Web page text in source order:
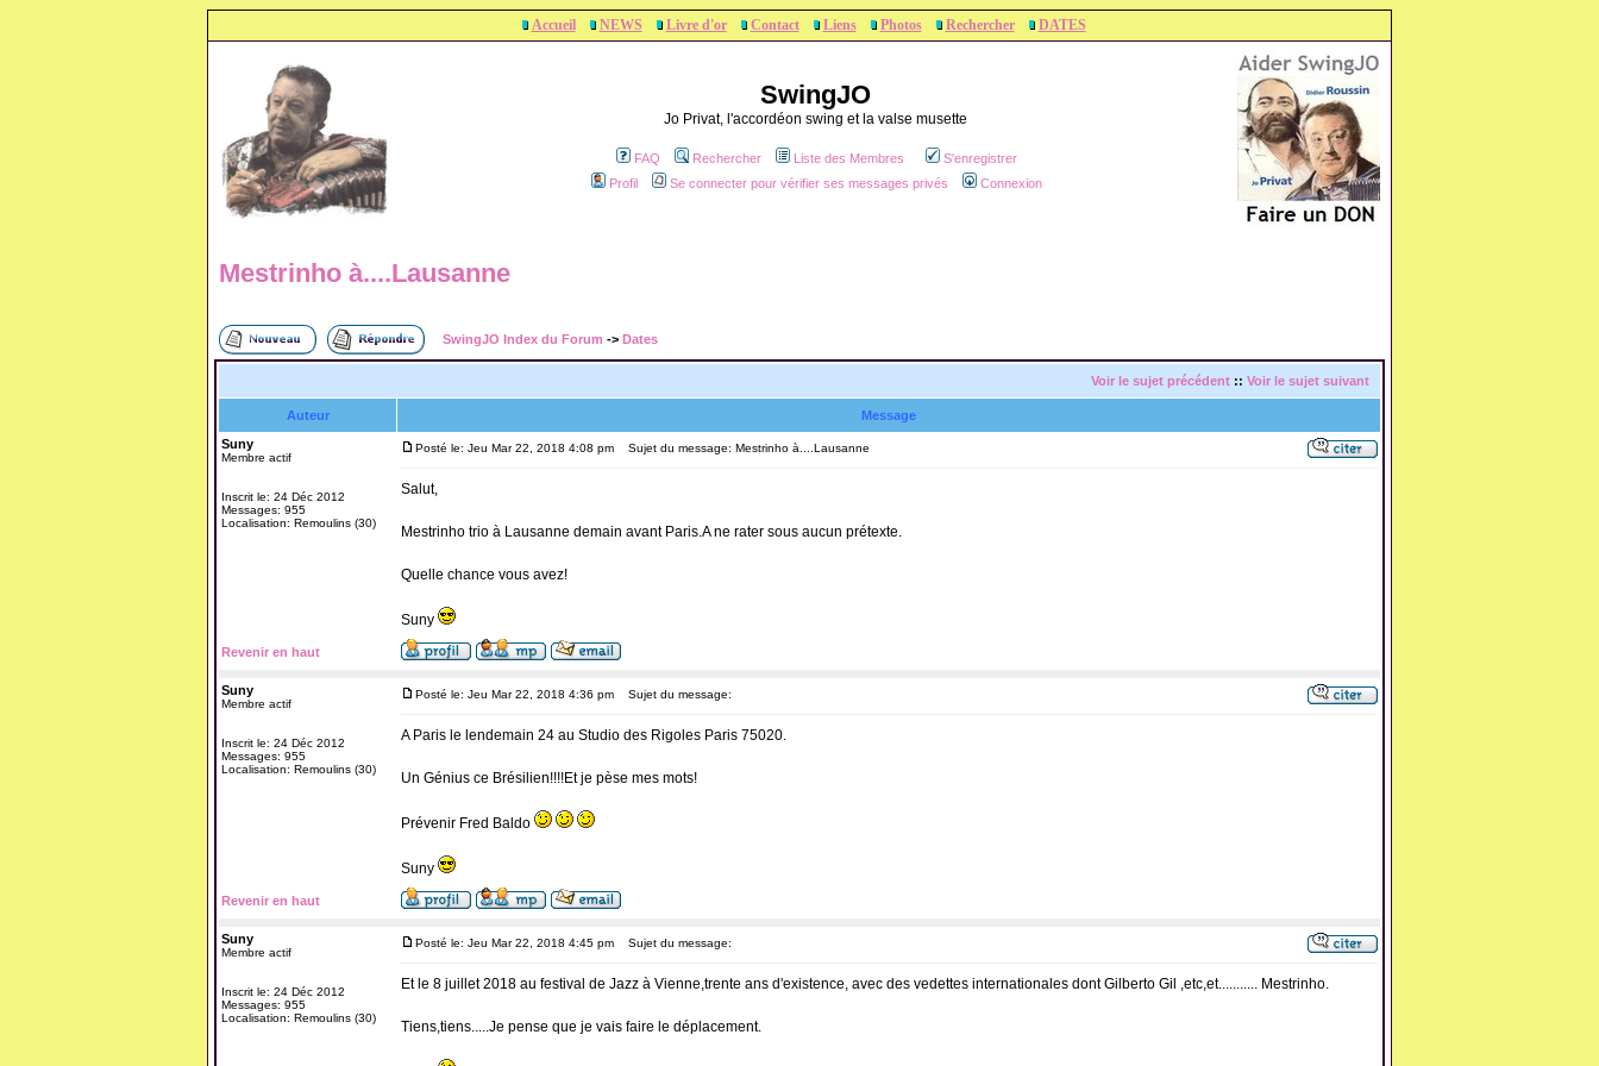
Accueil NEWS Livre d'or Contact Liens Photos Rechercher DATES
SwingJO
Jo Privat, l'accordéon swing et la valse musette
FAQ Rechercher Liste des Membres
S'enregistrer
Profil
Se connecter pour vérifier ses messages privés Connexion
Mestrinho à....Lausanne
SwingJO Index du Forum -> Dates
Voir le sujet précédent :: Voir le sujet suivant
Auteur
Message
Suny
Membre actif
Inscrit le: 24 Déc 2012
Messages: 955
Localisation: Remoulins (30)
Posté le: Jeu Mar 22, 2018 4:08 pm Sujet du message: Mestrinho à....Lausanne
Salut,
Mestrinho trio à Lausanne demain avant Paris.A ne rater sous aucun prétexte.
Quelle chance vous avez!
Suny
Revenir en haut
Suny
Membre actif
Inscrit le: 24 Déc 2012
Messages: 955
Localisation: Remoulins (30)
Posté le: Jeu Mar 22, 2018 4:36 pm Sujet du message:
A Paris le lendemain 24 au Studio des Rigoles Paris 75020.
Un Génius ce Brésilien!!!!Et je pèse mes mots!
Prévenir Fred Baldo
Suny
Revenir en haut
Suny
Membre actif
Inscrit le: 24 Déc 2012
Messages: 955
Localisation: Remoulins (30)
Posté le: Jeu Mar 22, 2018 4:45 pm Sujet du message:
Et le 8 juillet 2018 au festival de Jazz à Vienne,trente ans d'existence, avec des vedettes internationales dont Gilberto Gil ,etc,et........... Mestrinho.
Tiens,tiens.....Je pense que je vais faire le déplacement.